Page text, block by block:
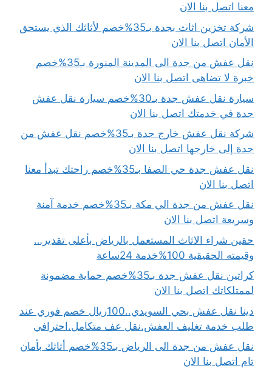
معنا اتصل بنا الان
شركة تخزين اثاث بجدة بـ35%خصم لأثاثك الذي يستحق
الأمان اتصل بنا الان
نقل عفش من جدة الى المدينة المنورة بـ35%خصم
خبرة لا تضاهى اتصل بنا الان
سيارة نقل عفش جدة بـ30%خصم سيارة نقل عفش
جدة في خدمتك اتصل بنا الان
شركة نقل عفش خارج جدة بـ35%خصم نقل عفش من
جدة إلى خارجها اتصل بنا الان
نقل عفش جدة حي الصفا بـ35%خصم راحتك تبدأ معنا
اتصل بنا الان
نقل عفش من جدة الي مكة بـ35%خصم خدمة آمنة
وسريعة اتصل بنا الان
حقين شراء الاثاث المستعمل بالرياض بأعلى تقدير…
وقيمته الحقيقية 100%خدمة 24ساعة
كراتين نقل عفش جدة بـ35%خصم حماية مضمونة
لممتلكاتك اتصل بنا الان
دينا نقل عفش بحي السويدي..100ريال خصم فوري عند
طلب خدمة تغليف العفش.نقل عف متكامل.احترافي
نقل عفش من جدة الى الرياض بـ35%خصم أثاثك بأمان
تام اتصل بنا الان